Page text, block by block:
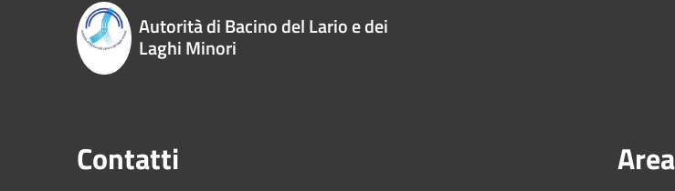
Autorità di Bacino del Lario e dei
Laghi Minori
Contatti